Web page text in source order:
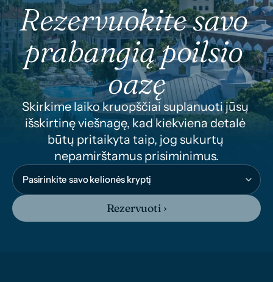
Rezervuokite savo
prabangią poilsio
oazę
Skirkime laiko kruopščiai suplanuoti jūsų
išskirtinę viešnagę, kad kiekviena detalė
būtų pritaikyta taip, jog sukurtų
nepamirštamus prisiminimus.
Rezervuoti ›